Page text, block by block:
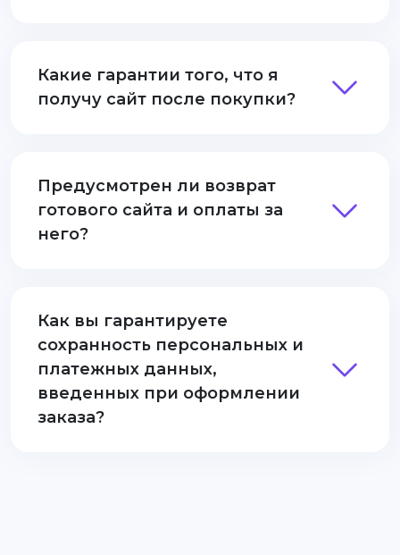
Какие гарантии того, что я
получу сайт после покупки?
Предусмотрен ли возврат
готового сайта и оплаты за
него?
Как вы гарантируете
сохранность персональных и
платежных данных,
введенных при оформлении
заказа?